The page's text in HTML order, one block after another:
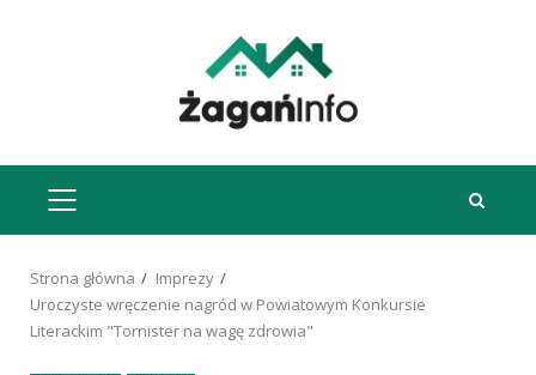
MENU
GŁÓWNE
Strona główna
Imprezy
Uroczyste wręczenie nagród w Powiatowym Konkursie
Literackim "Tornister na wagę zdrowia"